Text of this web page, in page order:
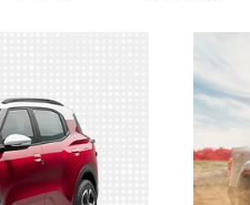
Pneus para moto